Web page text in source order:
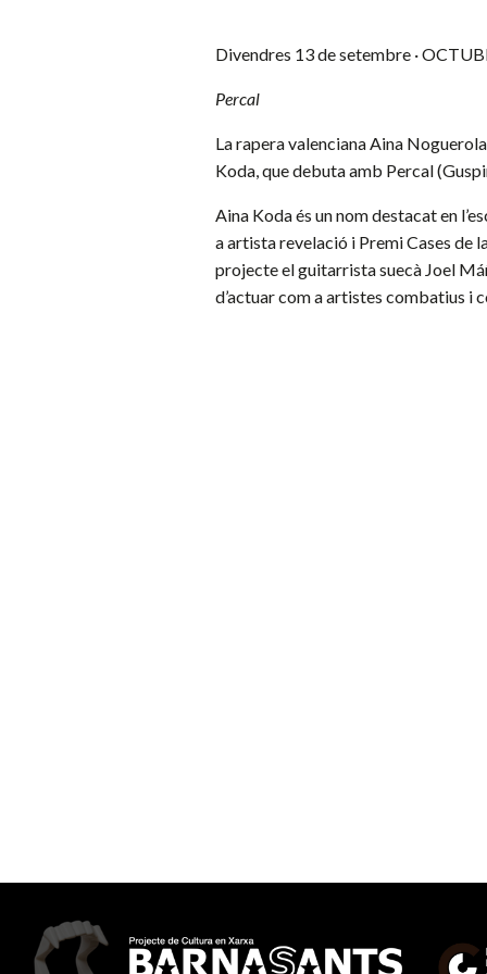
Divendres 13 de setembre ·
Percal
La rapera valenciana Aina
Koda, que debuta amb Percal
Aina Koda és un nom destacat en
a artista revelació i Premi Cases de
projecte el guitarrista suecà Joel
d’actuar com a artistes combatius i